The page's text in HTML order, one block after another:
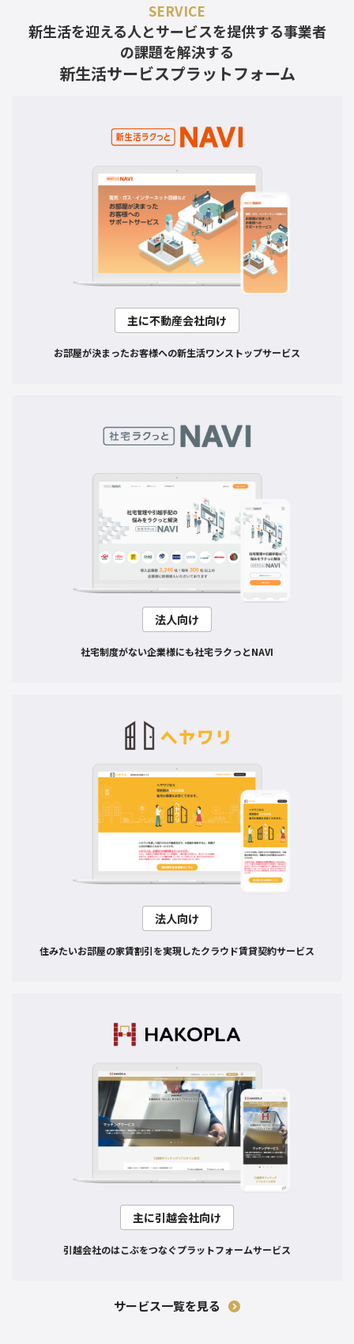
SERVICE
新生活を迎える人とサービスを提供する事業者
の課題を解決する
新生活サービスプラットフォーム
主に不動産会社向け
お部屋が決まったお客様への新生活ワンストップサービス
法人向け
社宅制度がない企業様にも社宅ラクっとNAVI
法人向け
住みたいお部屋の家賃割引を実現したクラウド賃貸契約サービス
主に引越会社向け
引越会社のはこぶをつなぐプラットフォームサービス
サービス一覧を見る